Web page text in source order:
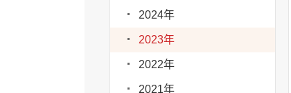
2024年
2023年
2022年
2021年